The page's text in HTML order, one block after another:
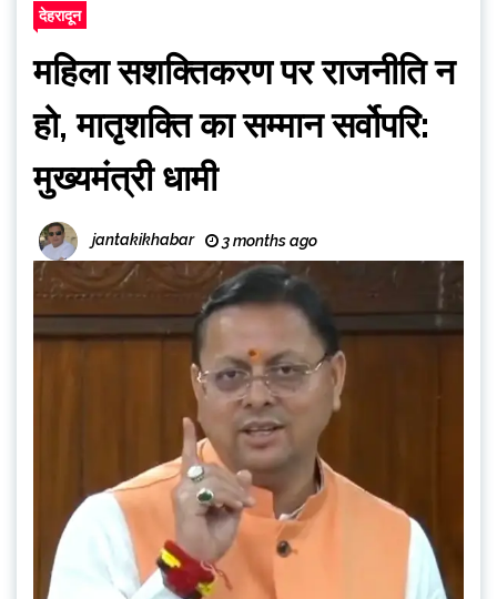
देहरादून
महिला सशक्तिकरण पर राजनीति न
हो, मातृशक्ति का सम्मान सर्वोपरि:
मुख्यमंत्री धामी
jantakikhabar 3 months ago